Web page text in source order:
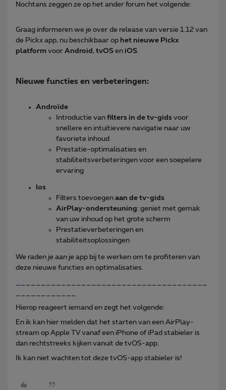
Nochtans zeggen ze op het ander forum het volgende:
Graag informeren we je over de release van versie 1.12 van
de Pickx app, nu beschikbaar op het nieuwe Pickx
platform voor Android , tvOS en iOS
Nieuwe functies en verbeteringen:
Androïde
Introductie van filters in de tv-gids voor
snellere en intuïtievere navigatie naar uw
favoriete inhoud
Prestatie-optimalisaties en
stabiliteitsverbeteringen voor een soepelere
ervaring
Ios
Filters toevoegen aan de tv-gids
AirPlay-ondersteuning: geniet met gemak
van uw inhoud op het grote scherm
Prestatieverbeteringen en
stabiliteitsoplossingen
We raden je aan je app bij te werken om te profiteren van
deze nieuwe functies en optimalisaties.
Hierop reageert iemand en zegt het volgende:
En ik kan hier melden dat het starten van een AirPlay-
stream op Apple TV vanaf een iPhone of iPad stabieler is
dan rechtstreeks kijken vanuit de tvOS-app.
Ik kan niet wachten tot deze tvOS-app stabieler is!